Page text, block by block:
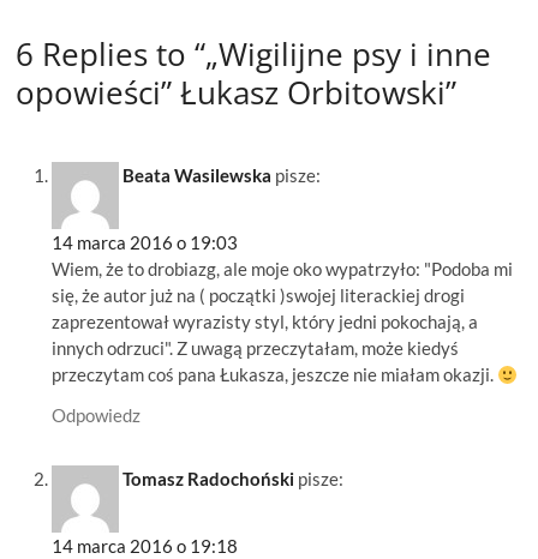
6 Replies to “„Wigilijne psy i inne
opowieści” Łukasz Orbitowski”
Beata Wasilewska pisze:
14 marca 2016 o 19:03
Wiem, że to drobiazg, ale moje oko wypatrzyło: "Podoba mi
się, że autor już na ( początki )swojej literackiej drogi
zaprezentował wyrazisty styl, który jedni pokochają, a
innych odrzuci". Z uwagą przeczytałam, może kiedyś
przeczytam coś pana Łukasza, jeszcze nie miałam okazji.
Odpowiedz
Tomasz Radochoński pisze:
14 marca 2016 o 19:18